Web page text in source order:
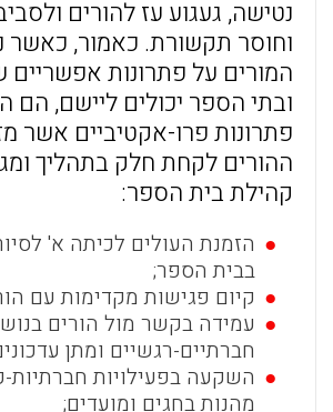
נטישה, געגוע עז להורים
וחוסר תקשורת. כאמור, כאשר
המורים על פתרונות אפשריים
ובתי הספר יכולים ליישם, הם
פתרונות פרו-אקטיביים אשר
ההורים לקחת חלק בתהליך
קהילת בית הספר:
הזמנת העולים לכיתה א'
בבית הספר;
קיום פגישות מקדימות עם
עמידה בקשר מול הורים
חברתיים-רגשיים ומתן
השקעה בפעילויות חברתיות-
מהנות בחגים ומועדים;